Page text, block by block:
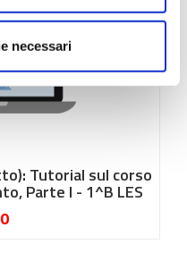
necessari
Tutorial sul corso
Parte I - 1^B LES